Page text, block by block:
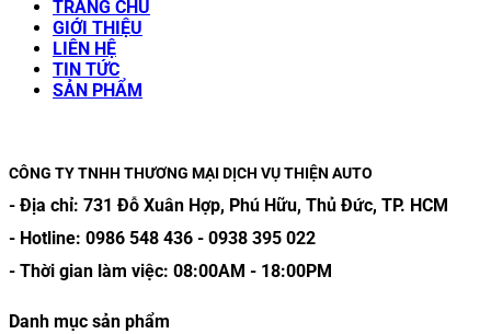
TRANG CHỦ
GIỚI THIỆU
LIÊN HỆ
TIN TỨC
SẢN PHẨM
CÔNG TY TNHH THƯƠNG MẠI DỊCH VỤ THIỆN AUTO
- Địa chỉ: 731 Đỗ Xuân Hợp, Phú Hữu, Thủ Đức, TP. HCM
- Hotline: 0986 548 436 - 0938 395 022
- Thời gian làm việc: 08:00AM - 18:00PM
Danh mục sản phẩm